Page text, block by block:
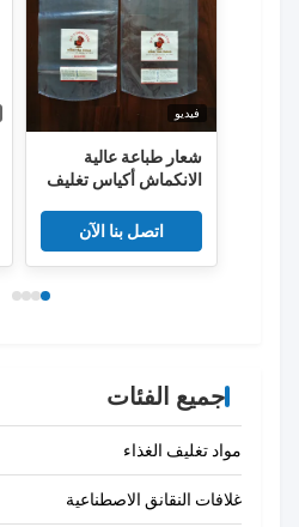
فيديو
شعار طباعة عالية
الانكماش أكياس تغليف
اتصل بنا الآن
جميع الفئات
مواد تغليف الغذاء
غلافات النقانق الاصطناعية